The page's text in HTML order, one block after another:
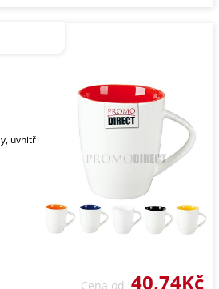
uvnitř
Cena od 40,74Kč